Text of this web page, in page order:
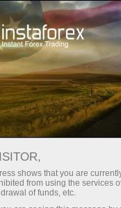
shows that you are
from using the services
of funds, etc.